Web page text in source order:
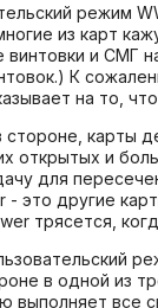
режим
из карт
винтовки и СМГ
К
на то,
карты
открытых и
для
- это другие
трясется,
в одной из
выполняет все